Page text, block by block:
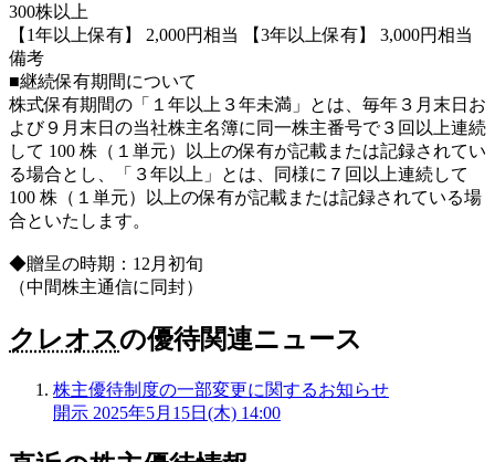
300株以上
【1年以上保有】 2,000円相当 【3年以上保有】 3,000円相当
備考
■継続保有期間について
株式保有期間の「１年以上３年未満」とは、毎年３月末日お
よび９月末日の当社株主名簿に同一株主番号で３回以上連続
して 100 株（１単元）以上の保有が記載または記録されてい
る場合とし、「３年以上」とは、同様に７回以上連続して
100 株（１単元）以上の保有が記載または記録されている場
合といたします。
◆贈呈の時期：12月初旬
（中間株主通信に同封）
クレオスの優待関連ニュース
株主優待制度の一部変更に関するお知らせ
開示 2025年5月15日(木) 14:00